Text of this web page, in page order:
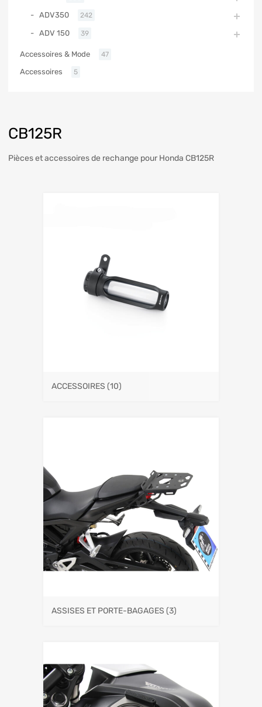
CB125R
Pièces et accessoires de rechange pour Honda CB125R
ACCESSOIRES (10)
ASSISES ET PORTE-BAGAGES (3)
ADV350 242
ADV 150 39
Accessoires & Mode 47
Accessoires 5